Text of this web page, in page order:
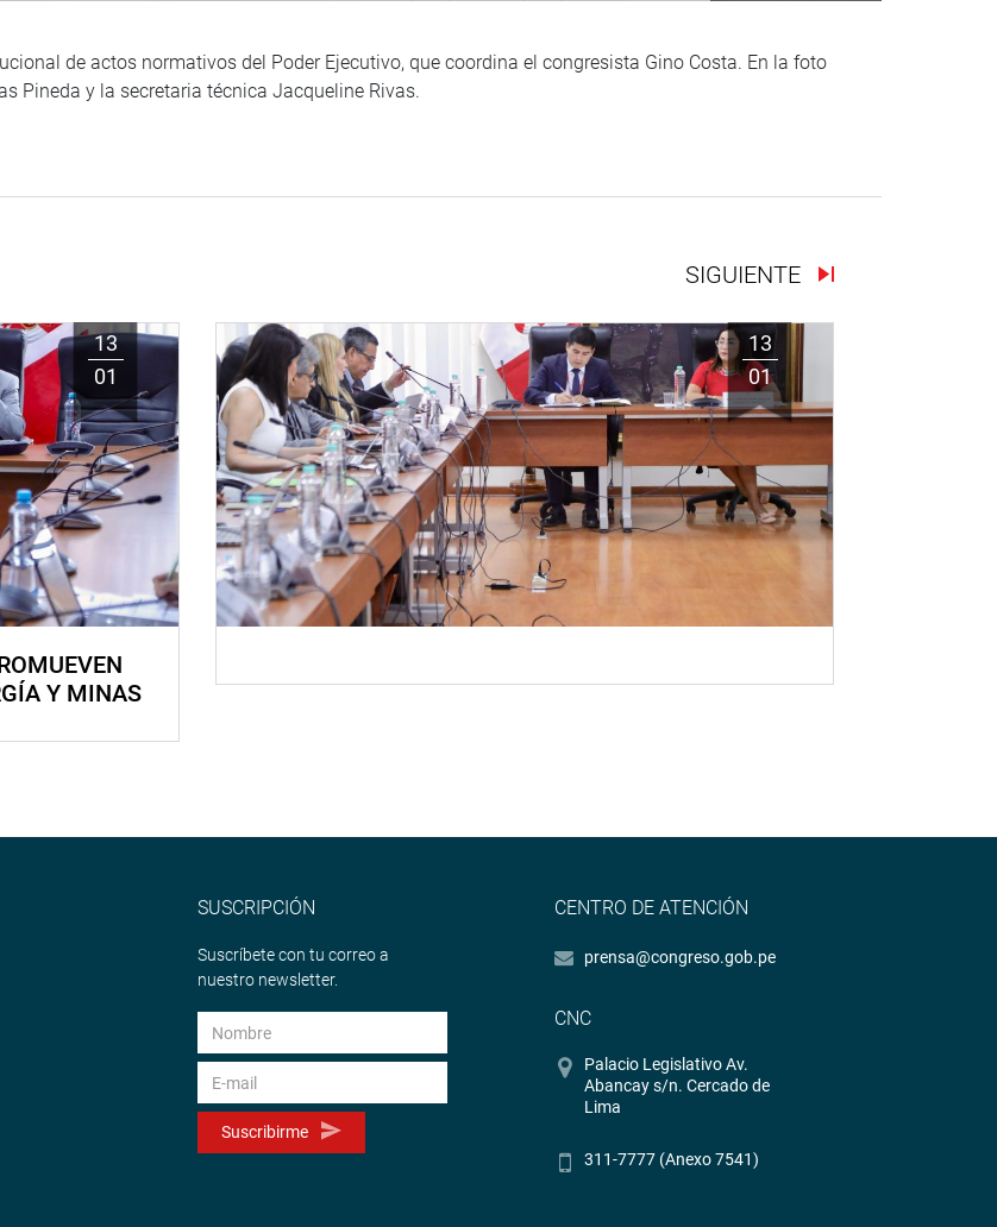
de actos normativos del Poder Ejecutivo, que coordina el congresista Gino Costa. En la foto
Pineda y la secretaria técnica Jacqueline Rivas.
SIGUIENTE
13
01
Y MINAS
13
01
SUSCRIPCIÓN
Suscríbete con tu correo a
nuestro newsletter.
Suscribirme
CENTRO DE ATENCIÓN
prensa@congreso.gob.pe
CNC
Palacio Legislativo Av.
Abancay s/n. Cercado de
Lima
311-7777 (Anexo 7541)